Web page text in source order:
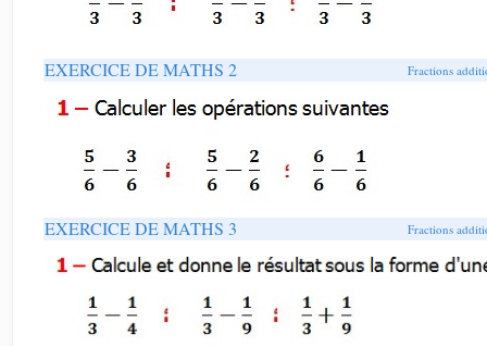
EXERCICE DE MATHS 2 Fractions
EXERCICE DE MATHS 3 Fractions